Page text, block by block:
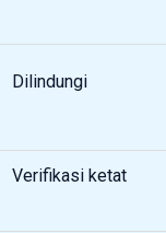
Dilindungi
Verifikasi ketat